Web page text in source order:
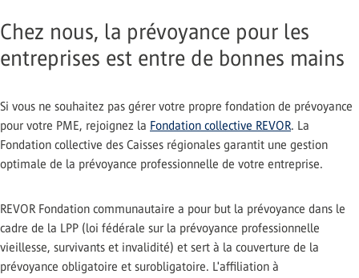
Chez nous, la prévoyance pour les
entreprises est entre de bonnes mains
Si vous ne souhaitez pas gérer votre propre fondation de prévoyance
pour votre PME, rejoignez la Fondation collective REVOR. La
Fondation collective des Caisses régionales garantit une gestion
optimale de la prévoyance professionnelle de votre entreprise.
REVOR Fondation communautaire a pour but la prévoyance dans le
cadre de la LPP (loi fédérale sur la prévoyance professionnelle
vieillesse, survivants et invalidité) et sert à la couverture de la
prévoyance obligatoire et surobligatoire. L'affiliation à